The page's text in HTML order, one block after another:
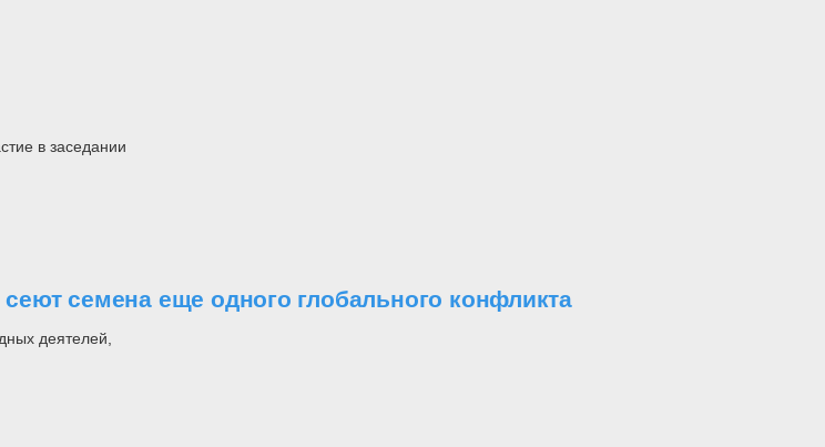
в заседании
семена еще одного глобального конфликта
деятелей,